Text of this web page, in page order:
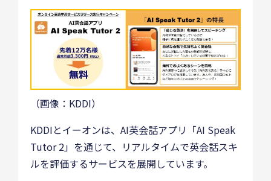
（画像：KDDI）
KDDIとイーオンは、AI英会話アプリ「AI Speak
Tutor 2」を通じて、リアルタイムで英会話スキ
ルを評価するサービスを展開しています。